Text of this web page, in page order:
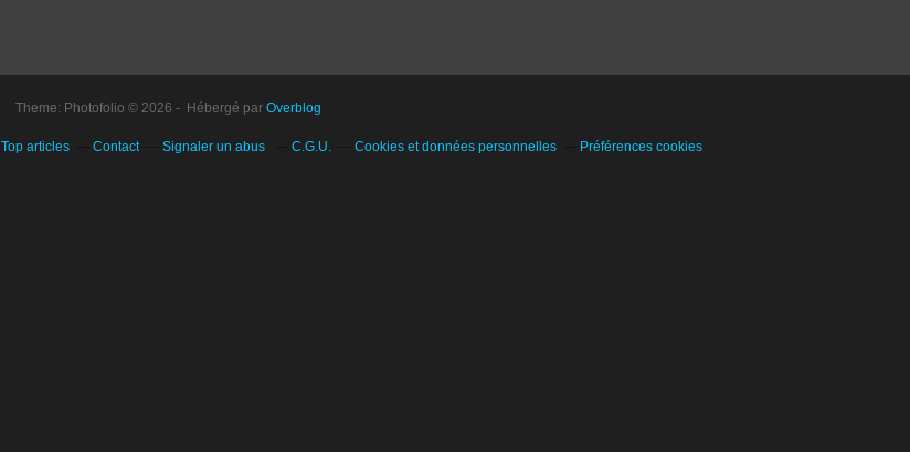
Theme: Photofolio © 2026 - Hébergé par Overblog
Top articles Contact Signaler un abus C.G.U. Cookies et données personnelles Préférences cookies